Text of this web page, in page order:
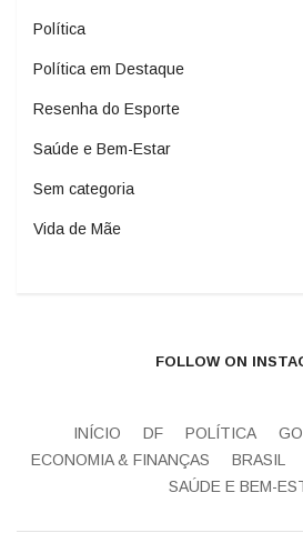
Política
Política em Destaque
Resenha do Esporte
Saúde e Bem-Estar
Sem categoria
Vida de Mãe
FOLLOW ON
INÍCIO DF POLÍTICA
ECONOMIA & FINANÇAS
BRASIL
SAÚDE E BEM-